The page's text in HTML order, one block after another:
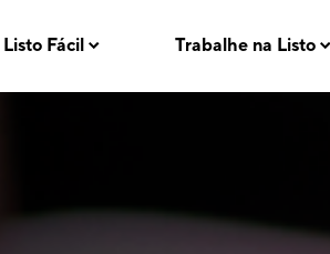
Listo Fácil Trabalhe na Listo